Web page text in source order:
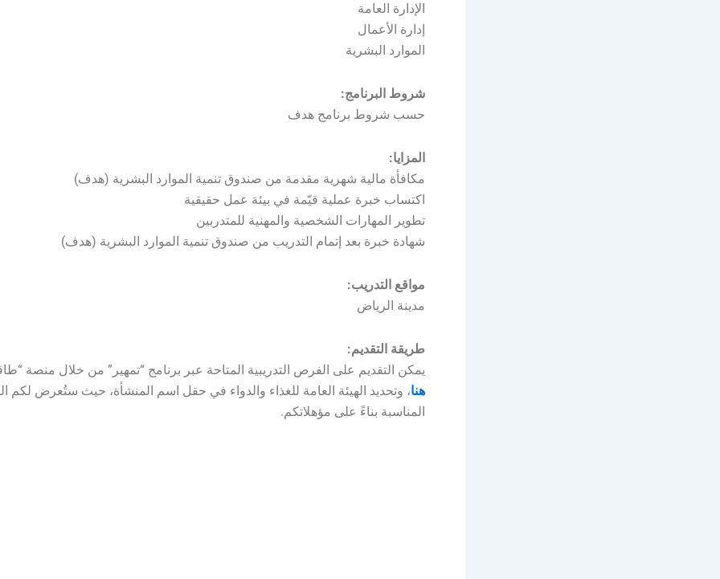
الإدارة العامة
إدارة الأعمال
الموارد البشرية
شروط البرنامج:
حسب شروط برنامج هدف
المزايا:
مكافأة مالية شهرية مقدمة من صندوق تنمية الموارد البشرية (هدف)
اكتساب خبرة عملية قيّمة في بيئة عمل حقيقية
تطوير المهارات الشخصية والمهنية للمتدربين
شهادة خبرة بعد إتمام التدريب من صندوق تنمية الموارد البشرية (هدف)
مواقع التدريب:
مدينة الرياض
طريقة التقديم:
يمكن التقديم على الفرص التدريبية المتاحة عبر برنامج “تمهير” من خلال منصة
هنا، وتحديد الهيئة العامة للغذاء والدواء في حقل اسم المنشأة، حيث ستُعرض لكم
المناسبة بناءً على مؤهلاتكم.